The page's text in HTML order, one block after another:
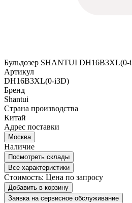
Бульдозер SHANTUI DH16B3XL(0-
Артикул
DH16B3XL(0-i3D)
Бренд
Shantui
Страна производства
Китай
Адрес поставки
Москва
Наличие
Посмотреть склады
Все характеристики
Стоимость: Цена по запросу
Добавить в корзину
Заявка на сервисное обслуживание